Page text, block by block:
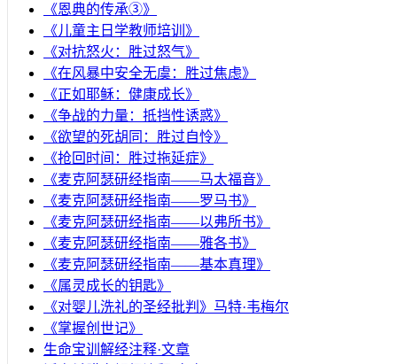
《恩典的传承③》
《儿童主日学教师培训》
《对抗怒火：胜过怒气》
《在风暴中安全无虞：胜过焦虑》
《正如耶稣：健康成长》
《争战的力量：抵挡性诱惑》
《欲望的死胡同：胜过自怜》
《抢回时间：胜过拖延症》
《麦克阿瑟研经指南——马太福音》
《麦克阿瑟研经指南——罗马书》
《麦克阿瑟研经指南——以弗所书》
《麦克阿瑟研经指南——雅各书》
《麦克阿瑟研经指南——基本真理》
《属灵成长的钥匙》
《对婴儿洗礼的圣经批判》马特·韦梅尔
《掌握创世记》
生命宝训解经注释·文章